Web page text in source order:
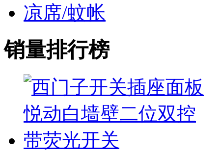
凉席/蚊帐
销量排行榜